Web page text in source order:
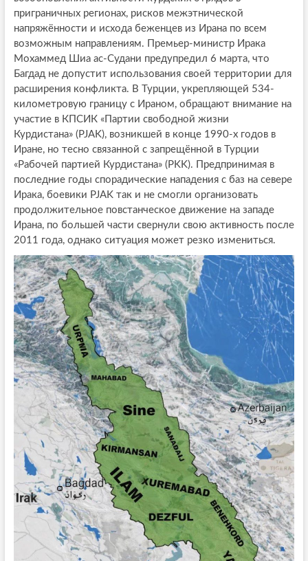
приграничных регионах, рисков межэтнической
напряжённости и исхода беженцев из Ирана по всем
возможным направлениям. Премьер-министр Ирака
Мохаммед Шиа ас-Судани предупредил 6 марта, что
Багдад не допустит использования своей территории для
расширения конфликта. В Турции, укрепляющей 534-
километровую границу с Ираном, обращают внимание на
участие в КПСИК «Партии свободной жизни
Курдистана» (PJAK), возникшей в конце 1990-х годов в
Иране, но тесно связанной с запрещённой в Турции
«Рабочей партией Курдистана» (PKK). Предпринимая в
последние годы спорадические нападения с баз на севере
Ирака, боевики PJAK так и не смогли организовать
продолжительное повстанческое движение на западе
Ирана, по большей части свернули свою активность после
2011 года, однако ситуация может резко измениться.